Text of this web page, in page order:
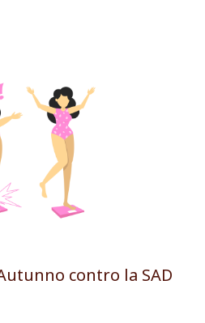
contro la SAD